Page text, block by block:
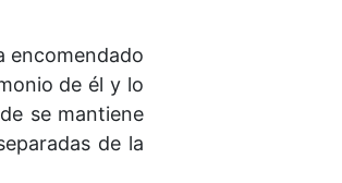
encomendado
de él y lo
se mantiene
de la